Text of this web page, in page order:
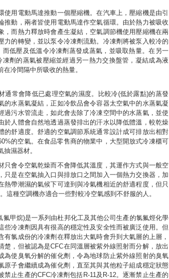
使用電動馬達推動一個壓縮機。在汽車上，壓縮機是由引
推動，兩者皆使用電動馬達作空氣循環。由於熱力被吸收
，而熱力釋放時會產生凝結，空氣調節機使用壓縮機在兩
力的轉變，並以泵令冷凍劑流動。冷凍劑將被泵入較冷的
而低壓及低溫令冷凍劑蒸發成蒸氣，並吸取熱量。在另一
凍劑的蒸氣被壓縮並經過另一熱力交換盤管，凝結成為液
在冷間隔中所吸收的熱量。
通常會降低已處理空氣的濕度。比較冷(低於露點)的蒸發
的水蒸氣凝結，正如冷飲品會令容器太空氣中的水蒸氣凝
過污水管流走，如此會去除了冷凍空間中的水蒸氣，並使
於人體會自然地透過蒸發排出的汗水以降低體溫，較乾燥
的舒適度。舒適的空氣調節系統通常設計成可排放出相對
的空氣。在食品零售商的物業中，大型開放式冷凍櫃可
濕器材。
只會令空氣乾燥而不會降低其溫度，其運作方式與一般空
只是在空氣抽入口與排放口之間加入一個熱力交換器，加
熱帶潮濕的氣候下可達到與冷氣機相近的舒適程度，但只
這種空調機亦適合一些對較冷空氣感到不舒服的人。
氟甲烷)是一系列由杜邦化工及其他公司生產的氯氟烴化學
些冷凍劑因具有很高的穩定性及安全性而被廣泛使用。但
有氯成份的冷凍劑在釋放出大氣時會升到大氣層的上層，
楚，但被認為是CFC在同溫層被紫外線照射而分解，放出
為使臭氧分解的催化劑，令為地球防止紫外線照射的臭氧
原子會繼續成為催化劑，直至其與其他粒子組成穩定狀態
禁止生產的CFC冷凍劑包括R-11及R-12。逐漸禁止生產的